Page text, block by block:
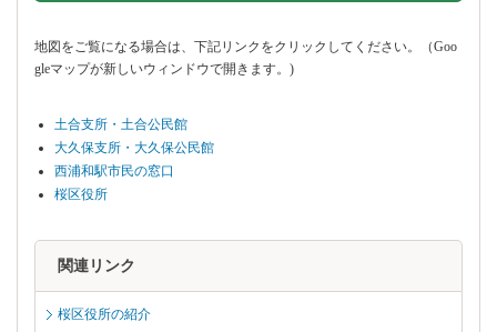
地図をご覧になる場合は、下記リンクをクリックしてください。（Goo
gleマップが新しいウィンドウで開きます。)
土合支所・土合公民館
大久保支所・大久保公民館
西浦和駅市民の窓口
桜区役所
関連リンク
桜区役所の紹介